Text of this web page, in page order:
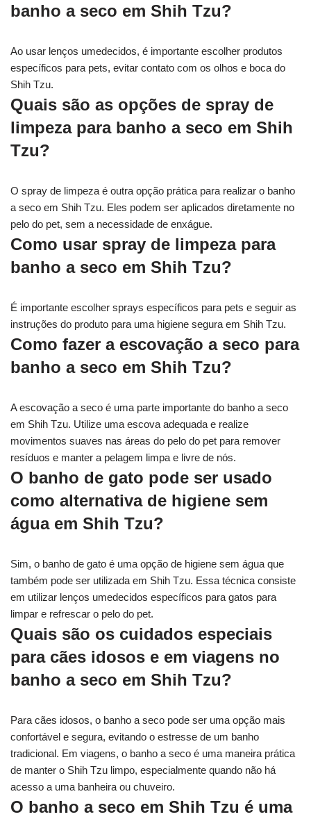
banho a seco em Shih Tzu?
Ao usar lenços umedecidos, é importante escolher produtos
específicos para pets, evitar contato com os olhos e boca do
Shih Tzu.
Quais são as opções de spray de
limpeza para banho a seco em Shih
Tzu?
O spray de limpeza é outra opção prática para realizar o banho
a seco em Shih Tzu. Eles podem ser aplicados diretamente no
pelo do pet, sem a necessidade de enxágue.
Como usar spray de limpeza para
banho a seco em Shih Tzu?
É importante escolher sprays específicos para pets e seguir as
instruções do produto para uma higiene segura em Shih Tzu.
Como fazer a escovação a seco para
banho a seco em Shih Tzu?
A escovação a seco é uma parte importante do banho a seco
em Shih Tzu. Utilize uma escova adequada e realize
movimentos suaves nas áreas do pelo do pet para remover
resíduos e manter a pelagem limpa e livre de nós.
O banho de gato pode ser usado
como alternativa de higiene sem
água em Shih Tzu?
Sim, o banho de gato é uma opção de higiene sem água que
também pode ser utilizada em Shih Tzu. Essa técnica consiste
em utilizar lenços umedecidos específicos para gatos para
limpar e refrescar o pelo do pet.
Quais são os cuidados especiais
para cães idosos e em viagens no
banho a seco em Shih Tzu?
Para cães idosos, o banho a seco pode ser uma opção mais
confortável e segura, evitando o estresse de um banho
tradicional. Em viagens, o banho a seco é uma maneira prática
de manter o Shih Tzu limpo, especialmente quando não há
acesso a uma banheira ou chuveiro.
O banho a seco em Shih Tzu é uma